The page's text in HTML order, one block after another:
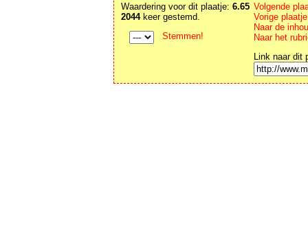
Waardering voor dit plaatje: 6.65
2044keer gestemd.
Stemmen!
Volgende
Vorige
Naar de
Naar het
Link naar dit